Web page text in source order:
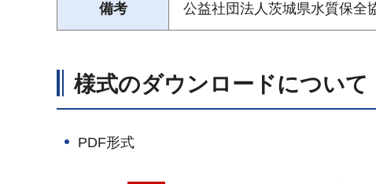
備考 公益社団法人茨城県水質保全
様式のダウンロードについて
PDF形式